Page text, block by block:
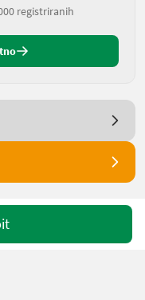
registriranih